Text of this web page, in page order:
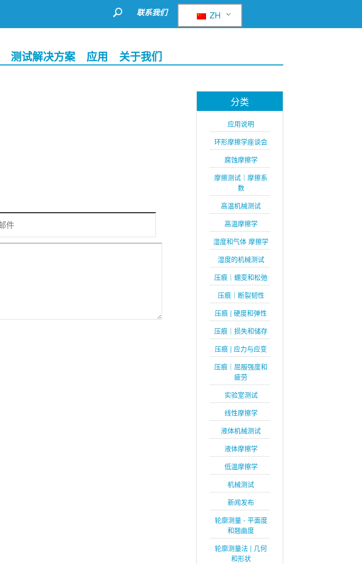
ZH
联系我们
测试解决方案 应用 关于我们
分类
应用说明
环形摩擦学座谈会
腐蚀摩擦学
摩擦测试｜摩擦系
数
高温机械测试
高温摩擦学
湿度和气体 摩擦学
湿度的机械测试
压痕｜蠕变和松弛
压痕｜断裂韧性
压痕 | 硬度和弹性
压痕｜损失和储存
压痕 | 应力与应变
压痕｜屈服强度和
疲劳
实验室测试
线性摩擦学
液体机械测试
液体摩擦学
低温摩擦学
机械测试
新闻发布
轮廓测量 - 平面度
和翘曲度
轮廓测量法 | 几何
和形状